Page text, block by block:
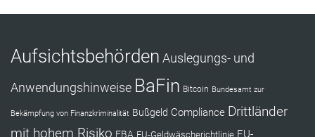
Aufsichtsbehörden Auslegungs- und
Anwendungshinweise BaFin Bitcoin Bundesamt zur
Bekämpfung von Finanzkriminalität Bußgeld Compliance Drittländer
mit hohem Risiko EBA EU-Geldwäscherichtlinie EU-